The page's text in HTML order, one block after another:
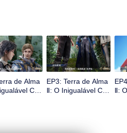
de um milhão de anos; Electrolux que
de utensílios da alma que levou ao
serão revelados.
de Alma
Clã
EP3: Terra de Alma
Ⅱ: O Inigualável Clã
Ⅱ: